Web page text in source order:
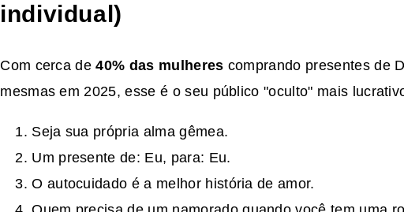
individual)
Com cerca de40% das mulheres comprando presentes de
mesmas em 2025, esse é o seu público "oculto" mais
Seja sua própria alma gêmea.
Um presente de: Eu, para: Eu.
O autocuidado é a melhor história de amor.